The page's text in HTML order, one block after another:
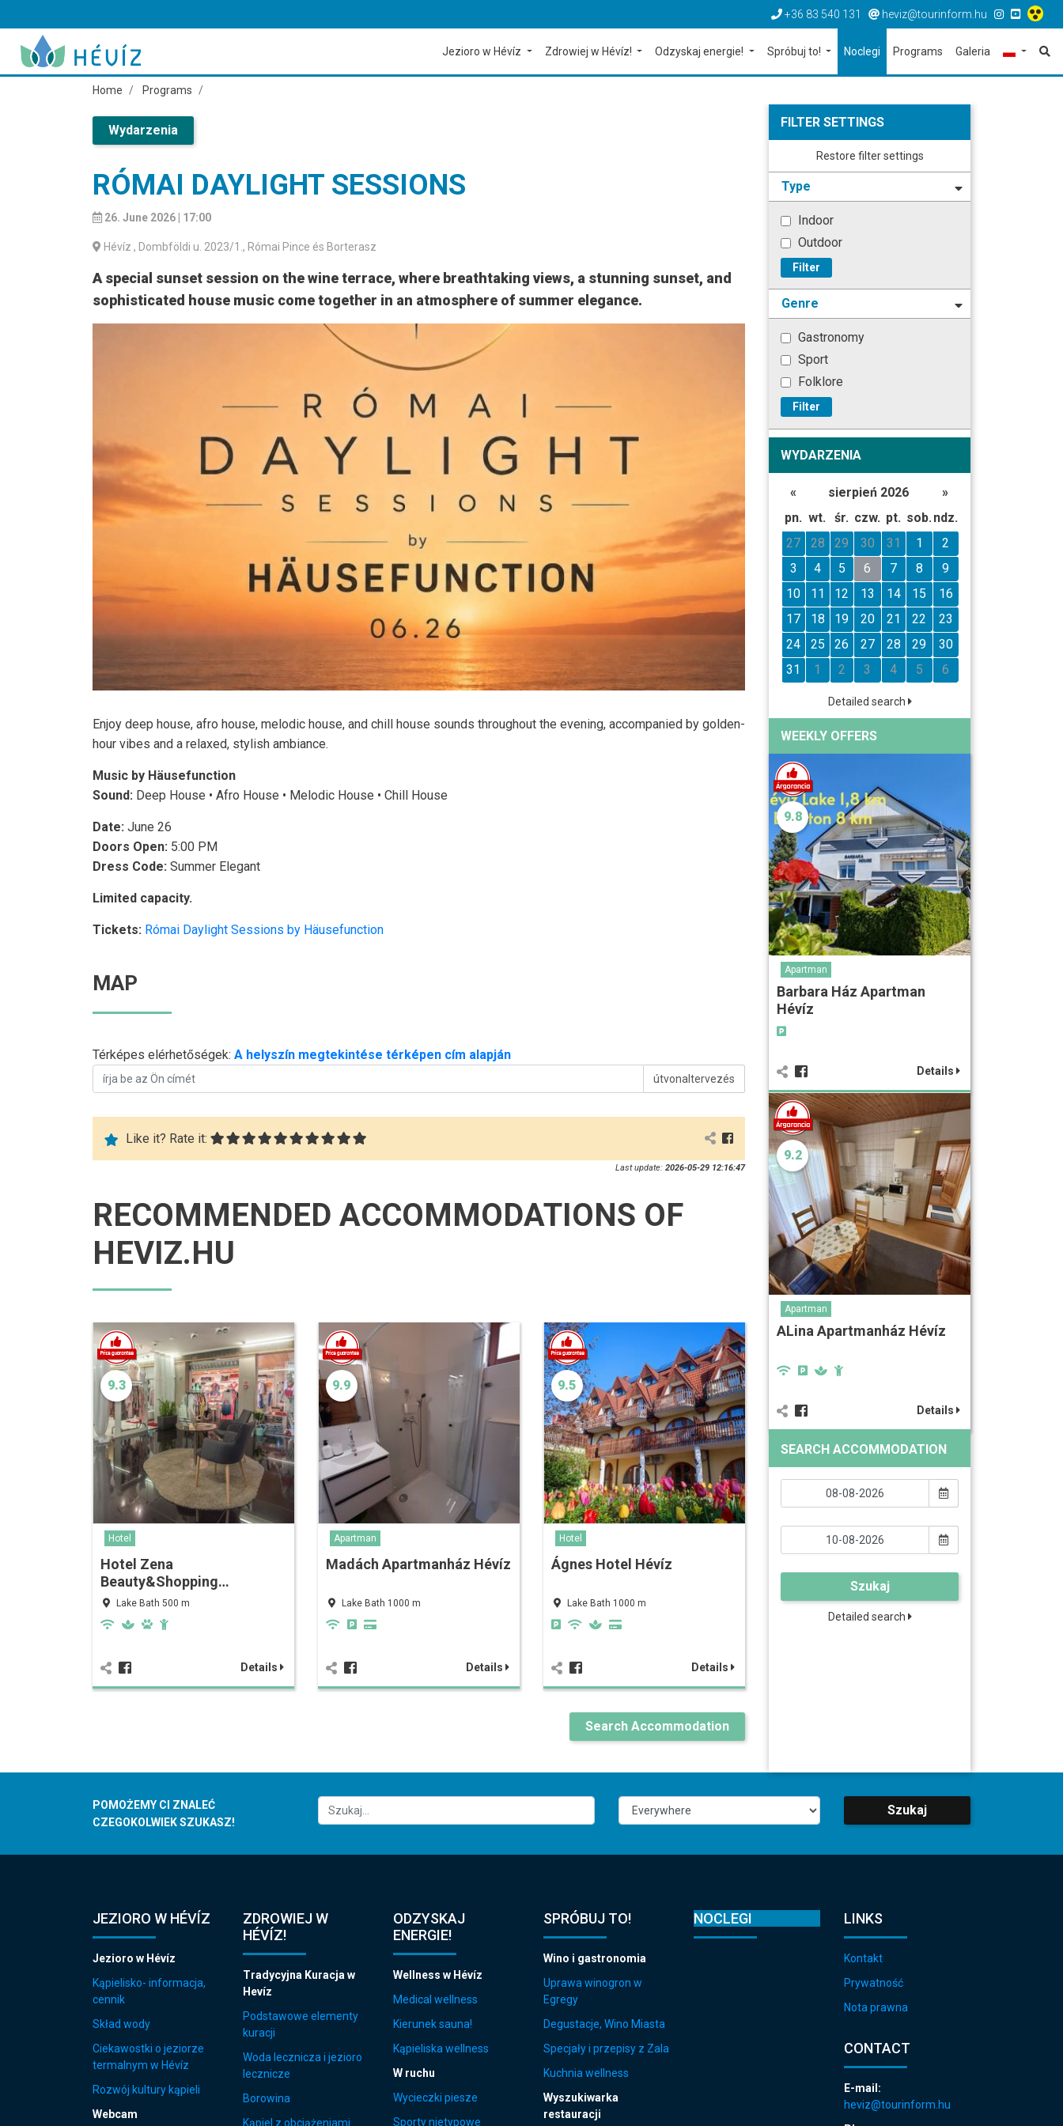
+36 83 540 131 heviz@tourinform.hu
Jezioro w Hévíz Zdrowiej w Hévíz! Odzyskaj energie! Spróbuj to! Noclegi Programs Galeria
Home Programs
Wydarzenia
RÓMAI DAYLIGHT SESSIONS
26. June 2026 | 17:00
Hévíz , Dombföldi u. 2023/1., Római Pince és Borterasz
A special sunset session on the wine terrace, where breathtaking views, a stunning sunset, and
sophisticated house music come together in an atmosphere of summer elegance.
Enjoy deep house, afro house, melodic house, and chill house sounds throughout the evening, accompanied by golden-
hour vibes and a relaxed, stylish ambiance.
Music by Häusefunction
Sound: Deep House • Afro House • Melodic House • Chill House
Date: June 26
Doors Open: 5:00 PM
Dress Code: Summer Elegant
Limited capacity.
Tickets: Római Daylight Sessions by Häusefunction
MAP
Térképes elérhetőségek: A helyszín megtekintése térképen cím alapján
útvonaltervezés
Like it? Rate it:
Last update: 2026-05-29 12:16:47
RECOMMENDED ACCOMMODATIONS OF
HEVIZ.HU
9.3
Hotel
Hotel Zena
Beauty&Shopping…
Lake Bath 500 m
Details
9.9
Apartman
Madách Apartmanház Hévíz
Lake Bath 1000 m
Details
9.5
Hotel
Ágnes Hotel Hévíz
Lake Bath 1000 m
Details
Search Accommodation
FILTER SETTINGS
Restore filter settings
Type
Indoor
Outdoor
Filter
Genre
Gastronomy
Sport
Folklore
Filter
WYDARZENIA
« sierpień 2026
»
pn. wt. śr. czw. pt. sob. ndz.
27
28 29 30 31 1
2
3
4 5 6 7 8
9
10
11 12 13 14 15
16
17
18 19 20 21 22
23
24
25 26 27 28 29
30
31
1 2 3 4 5 6
Detailed search
WEEKLY OFFERS
9.8
Apartman
Barbara Ház Apartman
Hévíz
Details
9.2
Apartman
ALina Apartmanház Hévíz
Details
SEARCH ACCOMMODATION
Szukaj
Detailed search
POMOŻEMY CI ZNALEĆ
CZEGOKOLWIEK SZUKASZ!
Szukaj
JEZIORO W HÉVÍZ
Jezioro w Hévíz
Kąpielisko- informacja,
cennik
Skład wody
Ciekawostki o jeziorze
termalnym w Hévíz
Rozwój kultury kąpieli
Webcam
ZDROWIEJ W
HÉVÍZ!
Tradycyjna Kuracja w
Hevíz
Podstawowe elementy
kuracji
Woda lecznicza i jezioro
lecznicze
Borowina
Kąpiel z obciążeniami
ODZYSKAJ
ENERGIE!
Wellness w Hévíz
Medical wellness
Kierunek sauna!
Kąpieliska wellness
W ruchu
Wycieczki piesze
Sporty nietypowe
SPRÓBUJ TO!
Wino i gastronomia
Uprawa winogron w
Egregy
Degustacje, Wino Miasta
Specjały i przepisy z Zala
Kuchnia wellness
Wyszukiwarka
restauracji
NOCLEGI LINKS
Kontakt
Prywatność
Nota prawna
CONTACT
E-mail:
heviz@tourinform.hu